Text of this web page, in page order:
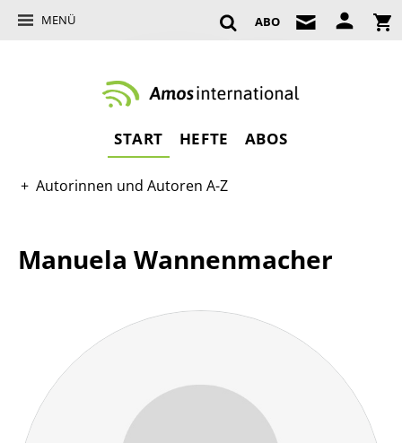
MENÜ ABO
START HEFTE ABOS
Autorinnen und Autoren A-Z
Manuela Wannenmacher